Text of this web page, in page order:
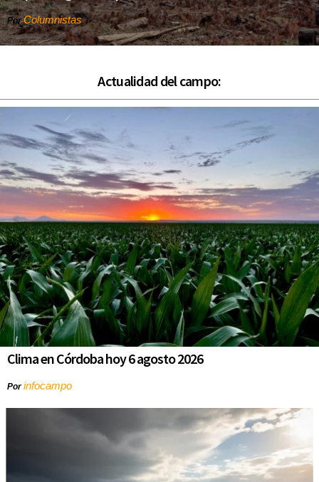
PorColumnistas
Actualidad del campo:
Clima en Córdoba hoy 6 agosto 2026
Porinfocampo